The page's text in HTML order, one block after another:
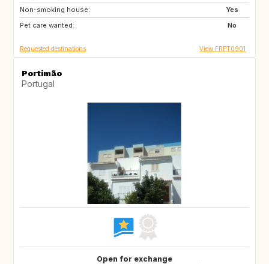
Non-smoking house:
Yes
Pet care wanted:
No
Requested destinations View FRPT0901
Portimão
Portugal
Open for exchange